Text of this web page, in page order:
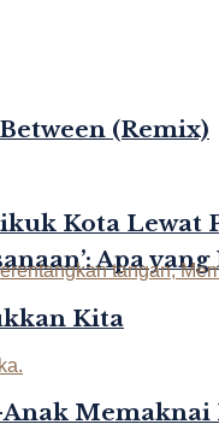
Apa
(Remix)
Kota Lewat
Kita
Memaknai